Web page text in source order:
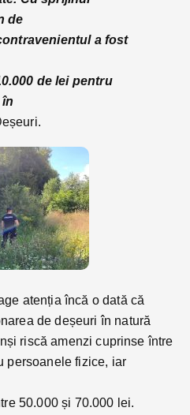
de
a fost
de lei pentru
atenția încă o dată că
de deșeuri în natură
riscă amenzi cuprinse între
persoanele fizice, iar
50.000 și 70.000 lei.